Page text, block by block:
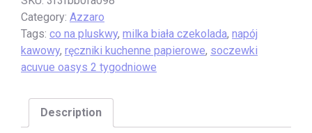
Category: Azzaro
Tags: co na pluskwy, milka biała czekolada, napój
kawowy, ręczniki kuchenne papierowe, soczewki
acuvue oasys 2 tygodniowe
Description